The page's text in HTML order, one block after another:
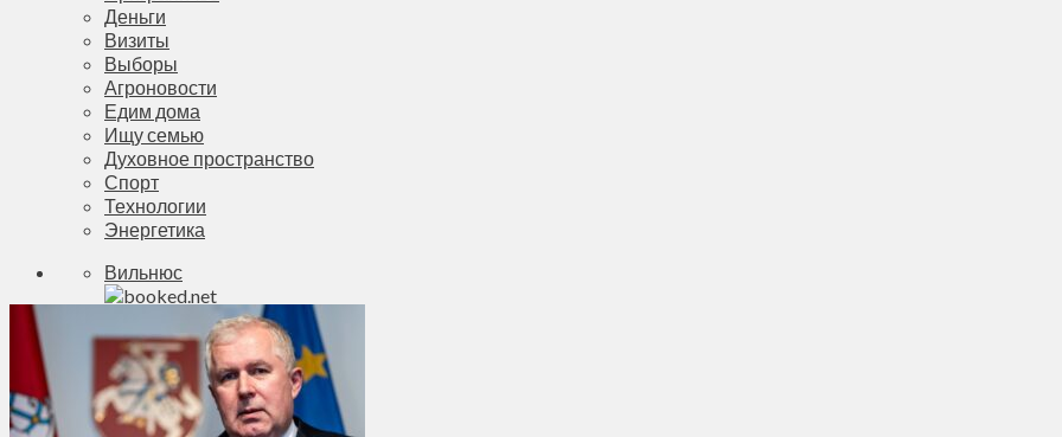
Деньги
Визиты
Выборы
Агроновости
Едим дома
Ищу семью
Духовное пространство
Спорт
Технологии
Энергетика
Вильнюс
Макс.:+24°
Мин.:+14°